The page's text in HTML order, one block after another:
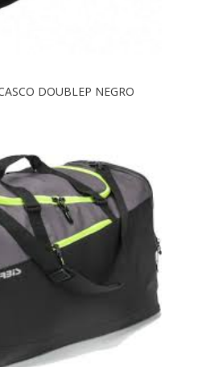
DOUBLEP NEGRO